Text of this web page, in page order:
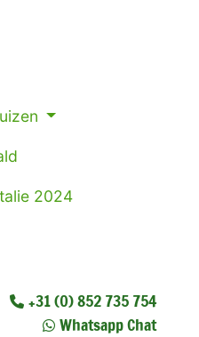
2024
+31 (0) 852 735 754
Whatsapp Chat